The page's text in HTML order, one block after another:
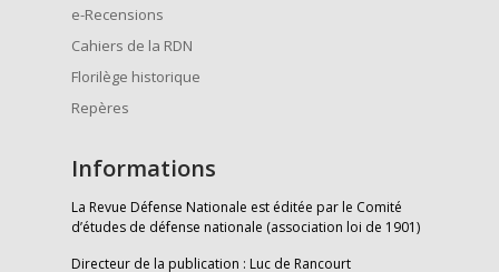
e-Recensions
Cahiers de la RDN
Florilège historique
Repères
Informations
La Revue Défense Nationale est éditée par le Comité
d’études de défense nationale (association loi de 1901)
Directeur de la publication : Luc de Rancourt